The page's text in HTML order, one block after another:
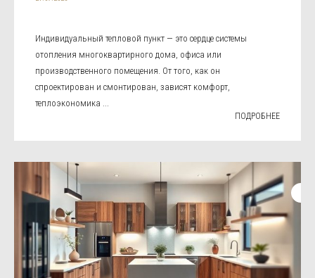
Индивидуальный тепловой пункт — это сердце системы
отопления многоквартирного дома, офиса или
производственного помещения. От того, как он
спроектирован и смонтирован, зависят комфорт,
теплоэкономика ...
ПОДРОБНЕЕ